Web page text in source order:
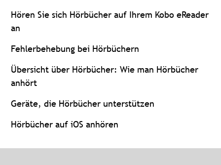
Hören Sie sich Hörbücher auf Ihrem Kobo eReader
an
Fehlerbehebung bei Hörbüchern
Übersicht über Hörbücher: Wie man Hörbücher
anhört
Geräte, die Hörbücher unterstützen
Hörbücher auf iOS anhören